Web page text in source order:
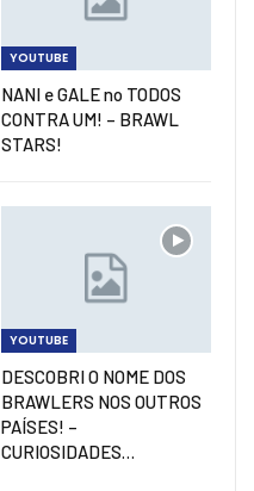
YOUTUBE
NANI e GALE no TODOS
CONTRA UM! – BRAWL
STARS!
YOUTUBE
DESCOBRI O NOME DOS
BRAWLERS NOS OUTROS
PAÍSES! –
CURIOSIDADES…